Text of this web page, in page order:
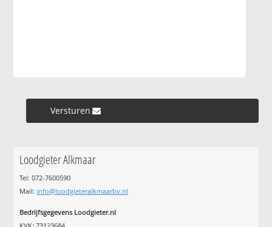
Versturen »
Loodgieter Alkmaar
Tel: 072-7600590
Mail: info@loodgieteralkmaarbv.nl
Bedrijfsgegevens Loodgieter.nl